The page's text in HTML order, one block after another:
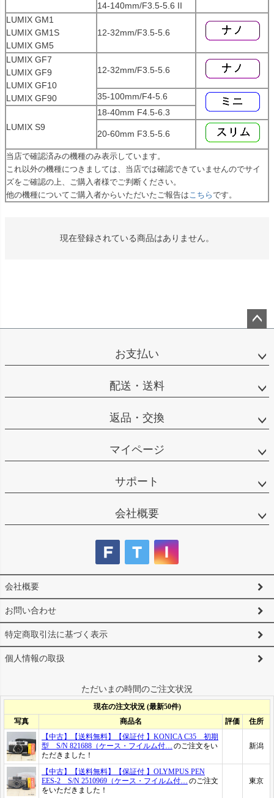
14-140mm/F3.5-5.6 II
LUMIX GM1
LUMIX GM1S
LUMIX GM5
12-32mm/F3.5-5.6
LUMIX GF7
LUMIX GF9
LUMIX GF10
LUMIX GF90
12-32mm/F3.5-5.6
35-100mm/F4-5.6
LUMIX S9
18-40mm F4.5-6.3
20-60mm F3.5-5.6
当店で確認済みの機種のみ表示しています。
これ以外の機種につきましては、当店では確認できていませんのでサイ
ズをご確認の上、ご購入者様でご判断ください。
他の機種についてご購入者からいただいたご報告はこちらです。
現在登録されている商品はありません。
ップ
お支払い
配送・送料
返品・交換
マイページ
サポート
会社概要
会社概要
お問い合わせ
特定商取引法に基づく表示
個人情報の取扱
ただいまの時間のご注文状況